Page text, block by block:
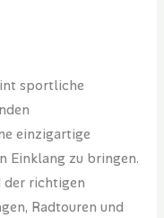
sportliche
einzigartige
Einklang zu bringen.
der richtigen
Radtouren und